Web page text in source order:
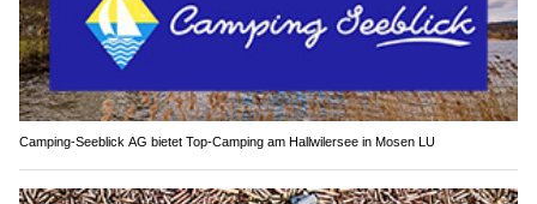
Camping-Seeblick AG bietet Top-Camping am Hallwilersee in Mosen LU